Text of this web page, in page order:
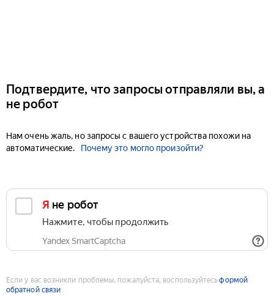
Подтвердите, что запросы отправляли вы, а
не робот
Нам очень жаль, но запросы с вашего устройства похожи на
автоматические.
Почему это могло произойти?
Я не робот
Нажмите, чтобы продолжить
Yandex SmartCaptcha
Если у вас возникли проблемы, пожалуйста, воспользуйтесьформой
обратной связи